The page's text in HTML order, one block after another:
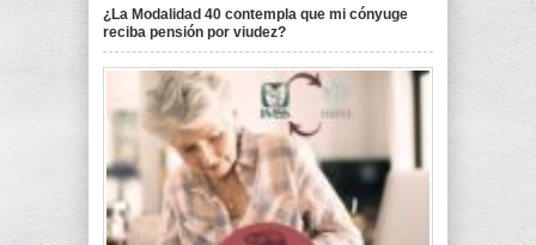
¿La Modalidad 40 contempla que mi cónyuge
reciba pensión por viudez?